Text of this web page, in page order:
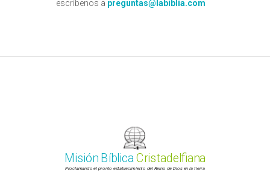
escríbenos a preguntas@labiblia.com
Misión BíblicaCristadelfiana
Proclamando el pronto establecimiento del Reino de Dios en la tierra